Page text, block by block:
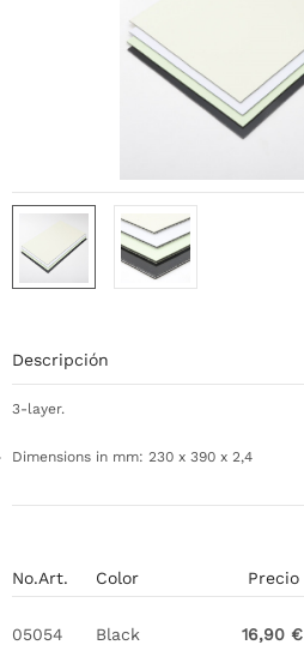
No.Art. Color Precio
05054 Black 16,90 €
Descripción
3-layer.
Dimensions in mm: 230 x 390 x 2,4